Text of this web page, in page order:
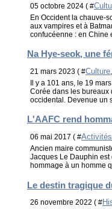
05 octobre 2024 ( #
En Occident la chauve-
aux vampires et à
confucéenne : en Chine
Na Hye-seok, une
21 mars 2023 ( #Culture
Il y a 101 ans, le 19
Corée dans les bureaux
occidental. Devenue un
L'AAFC rend
06 mai 2017 ( #
Ancien maire
Jacques Le Dauphin
hommage à un homme
Le destin tragique
26 novembre 2022 ( #